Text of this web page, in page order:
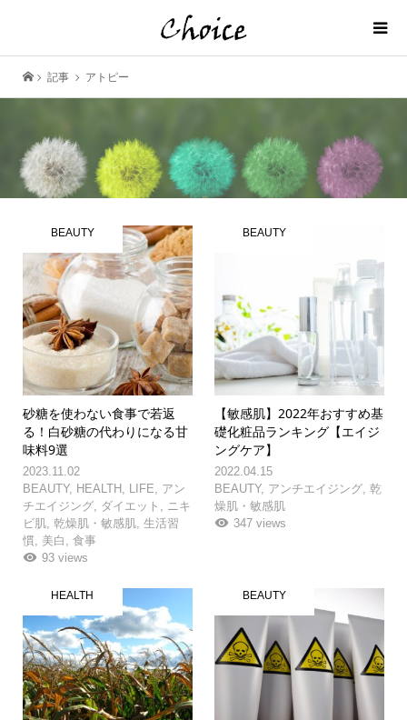
記事 アトピー
BEAUTY
砂糖を使わない食事で若返
る！白砂糖の代わりになる甘
味料9選
2023.11.02
BEAUTY, HEALTH, LIFE
アン
チエイジング, ダイエット
ニキ
ビ肌, 乾燥肌・敏感肌, 生活習
慣, 美白
食事
93 views
BEAUTY
【敏感肌】2022年おすすめ基
礎化粧品ランキング【エイジ
ングケア】
2022.04.15
BEAUTY, アンチエイジング ,乾
燥肌・敏感肌
347 views
HEALTH BEAUTY